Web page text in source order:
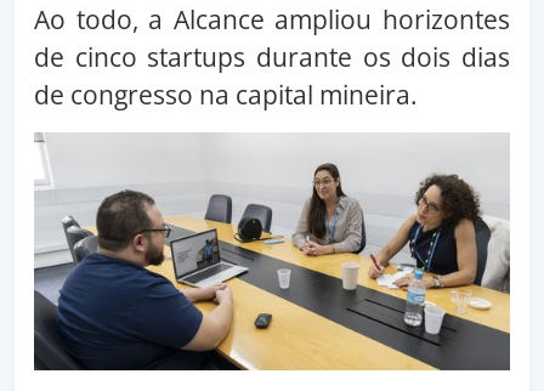
Ao todo, a Alcance ampliou horizontes
de cinco startups durante os dois dias
de congresso na capital mineira.